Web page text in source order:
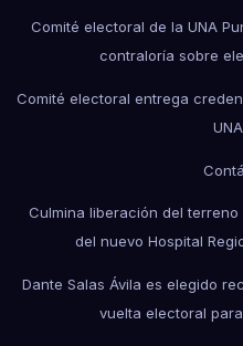
Comité electoral de la UNA
contraloría sobre
Comité electoral entrega
Culmina liberación del
del nuevo Hospital
Dante Salas Ávila es elegido
vuelta electoral